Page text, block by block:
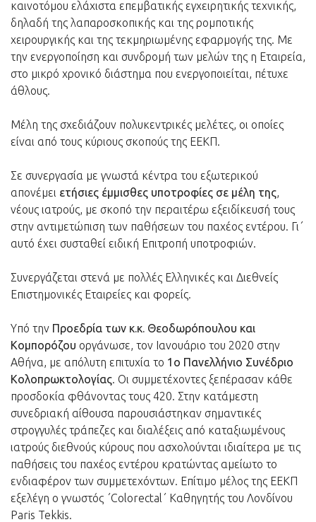
καινοτόμου ελάχιστα επεμβατικής εγχειρητικής τεχνικής,
δηλαδή της λαπαροσκοπικής και της ρομποτικής
χειρουργικής και της τεκμηριωμένης εφαρμογής της. Με
την ενεργοποίηση και συνδρομή των μελών της η Εταιρεία,
στο μικρό χρονικό διάστημα που ενεργοποιείται, πέτυχε
άθλους.
Μέλη της σχεδιάζουν πολυκεντρικές μελέτες, οι οποίες
είναι από τους κύριους σκοπούς της ΕΕΚΠ.
Σε συνεργασία με γνωστά κέντρα του εξωτερικού
απονέμει ετήσιες έμμισθες υποτροφίες σε μέλη της,
νέους ιατρούς, με σκοπό την περαιτέρω εξειδίκευσή τους
στην αντιμετώπιση των παθήσεων του παχέος εντέρου. Γι΄
αυτό έχει συσταθεί ειδική Επιτροπή υποτροφιών.
Συνεργάζεται στενά με πολλές Ελληνικές και Διεθνείς
Επιστημονικές Εταιρείες και φορείς.
Υπό την Προεδρία των κ.κ. Θεοδωρόπουλου και
Κομπορόζου οργάνωσε, τον Ιανουάριο του 2020 στην
Αθήνα, με απόλυτη επιτυχία το 1ο Πανελλήνιο Συνέδριο
Κολοπρωκτολογίας. Οι συμμετέχοντες ξεπέρασαν κάθε
προσδοκία φθάνοντας τους 420. Στην κατάμεστη
συνεδριακή αίθουσα παρουσιάστηκαν σημαντικές
στρογγυλές τράπεζες και διαλέξεις από καταξιωμένους
ιατρούς διεθνούς κύρους που ασχολούνται ιδιαίτερα με τις
παθήσεις του παχέος εντέρου κρατώντας αμείωτο το
ενδιαφέρον των συμμετεχόντων. Επίτιμο μέλος της ΕΕΚΠ
εξελέγη ο γνωστός ΄Colorectal΄ Καθηγητής του Λονδίνου
Paris Tekkis.